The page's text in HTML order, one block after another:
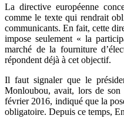
La directive européenne
comme le texte qui rendrait
communicants. En fait, cette
impose seulement « la
marché de la fourniture
répondent déjà à cet objectif.
Il faut signaler que le
Monloubou, avait, lors de son
février 2016, indiqué que la
obligatoire. Depuis ce temps,